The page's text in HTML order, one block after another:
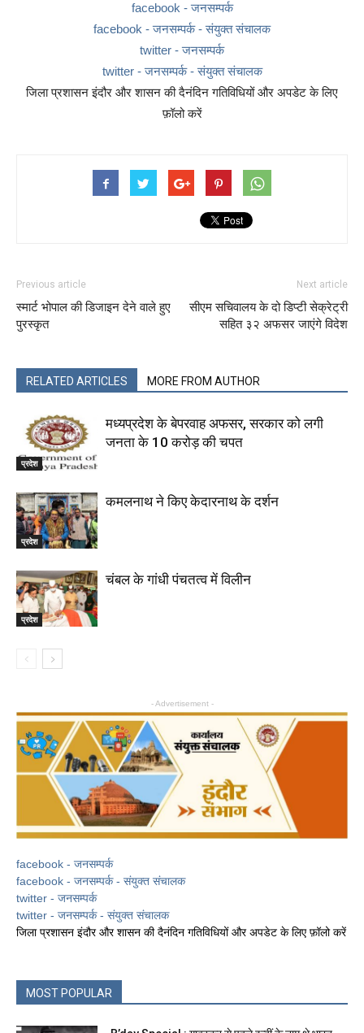
facebook - जनसम्पर्क
facebook - जनसम्पर्क - संयुक्त संचालक
twitter - जनसम्पर्क
twitter - जनसम्पर्क - संयुक्त संचालक
जिला प्रशासन इंदौर और शासन की दैनंदिन गतिविधियों और अपडेट के लिए
फ़ॉलो करें
Previous article
स्मार्ट भोपाल की डिजाइन देने वाले हुए
पुरस्कृत
Next article
सीएम सचिवालय के दो डिप्टी सेक्रेट्री
सहित ३२ अफसर जाएंगे विदेश
RELATED ARTICLES MORE FROM AUTHOR
प्रदेश
मध्यप्रदेश के बेपरवाह अफसर, सरकार को लगी
जनता के 10 करोड़ की चपत
प्रदेश
कमलनाथ ने किए केदारनाथ के दर्शन
प्रदेश
चंबल के गांधी पंचतत्व में विलीन
- Advertisement -
facebook - जनसम्पर्क
facebook - जनसम्पर्क - संयुक्त संचालक
twitter - जनसम्पर्क
twitter - जनसम्पर्क - संयुक्त संचालक
जिला प्रशासन इंदौर और शासन की दैनंदिन गतिविधियों और अपडेट के लिए फ़ॉलो करें
MOST POPULAR